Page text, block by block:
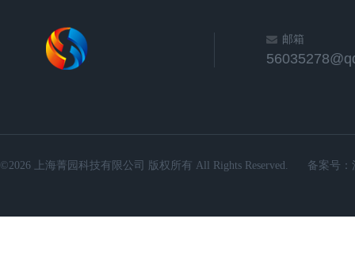
邮箱
©2026 上海菁园科技有限公司 版权所有 All Rights Reserved. 备案号：